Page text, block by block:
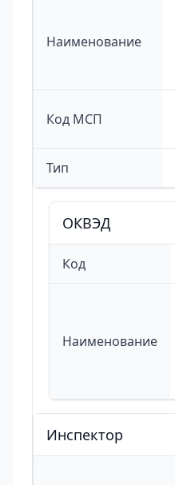
Наименование
Код МСП
Тип
ОКВЭД
Код
Наименование
Инспектор